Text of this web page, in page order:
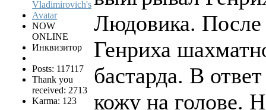
NOW
ONLINE
Инквизитор
Posts: 117117
Thank you
received: 2713
Karma: 123
Людовика. После
Генриха
бастарда. В
кожу на голове.